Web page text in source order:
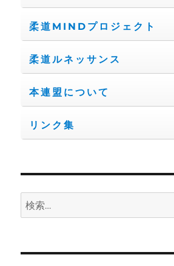
柔道MINDプロジェクト
柔道ルネッサンス
本連盟について
リンク集
検
索: